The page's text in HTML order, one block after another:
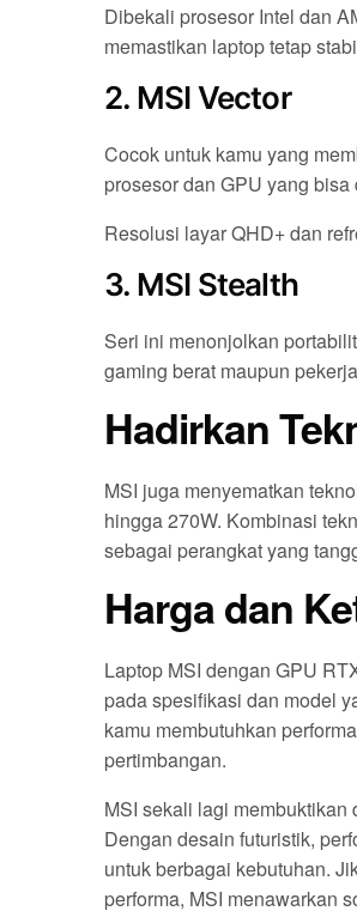
Dibekali prosesor Intel dan
memastikan laptop tetap
2. MSI Vector
Cocok untuk kamu yang
prosesor dan GPU yang
Resolusi layar QHD+ dan
3. MSI Stealth
Seri ini menonjolkan
gaming berat maupun
Hadirkan
MSI juga menyematkan
hingga 270W. Kombinasi
sebagai perangkat yang
Harga dan
Laptop MSI dengan GPU
pada spesifikasi dan model
kamu membutuhkan
pertimbangan.
MSI sekali lagi
Dengan desain futuristik,
untuk berbagai kebutuhan.
performa, MSI menawarkan